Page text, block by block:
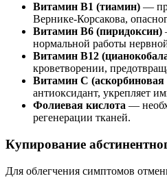
Витамин B1 (тиамин) —
Вернике-Корсакова,
Витамин B6 (пиридоксин)
нормальной работы
Витамин B12
кроветворении,
Витамин C (аскорбиновая
антиоксидант, укрепляет
Фолиевая кислота —
регенерации тканей.
Купирование
Для облегчения симптомов